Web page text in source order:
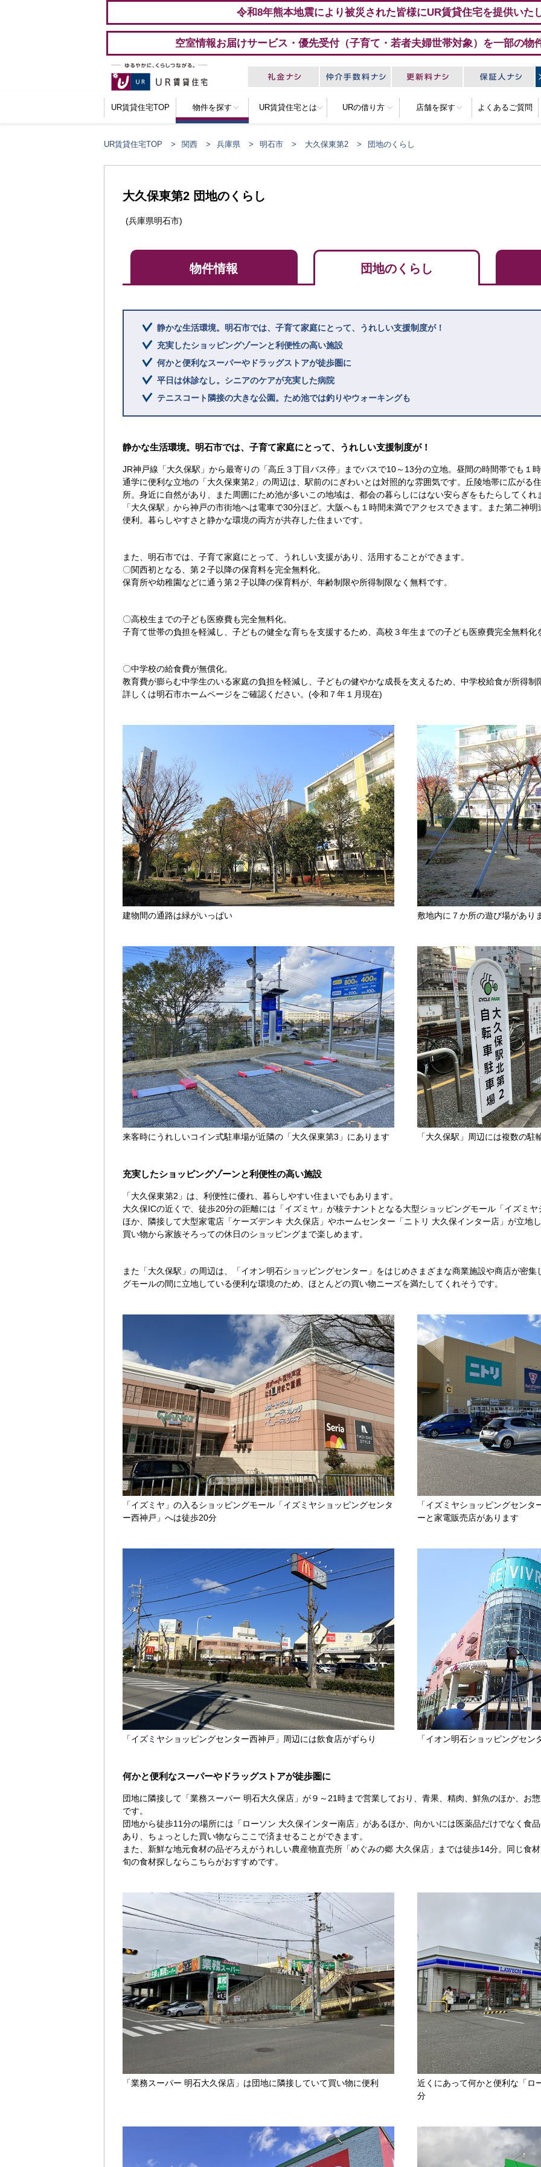
令和8年熊本地震により被災された皆様にUR賃貸住宅を提供いた
空室情報お届けサービス・優先受付（子育て・若者夫婦世帯対象）を一部の物
UR賃貸住宅TOP 物件を探す UR賃貸住宅とは URの借り方 店舗を探す よくあるご質問
UR賃貸住宅TOP 関西 兵庫県 明石市 大久保東第2 団地のくらし
大久保東第2 団地のくらし
(兵庫県明石市)
物件情報 団地のくらし
静かな生活環境。明石市では、子育て家庭にとって、うれしい支援制度が！
充実したショッピングゾーンと利便性の高い施設
何かと便利なスーパーやドラッグストアが徒歩圏に
平日は休診なし。シニアのケアが充実した病院
テニスコート隣接の大きな公園。ため池では釣りやウォーキングも
静かな生活環境。明石市では、子育て家庭にとって、うれしい支援制度が！
JR神戸線「大久保駅」から最寄りの「高丘３丁目バス停」までバスで10～13分の立地。昼間の時間帯でも１
通学に便利な立地の「大久保東第2」の周辺は、駅前のにぎわいとは対照的な雰囲気です。丘陵地帯に広がる
所。身近に自然があり、また周囲にため池が多いこの地域は、都会の暮らしにはない安らぎをもたらしてくれ
「大久保駅」から神戸の市街地へは電車で30分ほど。大阪へも１時間未満でアクセスできます。また第二神
便利。暮らしやすさと静かな環境の両方が共存した住まいです。
また、明石市では、子育て家庭にとって、うれしい支援があり、活用することができます。
〇関西初となる、第２子以降の保育料を完全無料化。
保育所や幼稚園などに通う第２子以降の保育料が、年齢制限や所得制限なく無料です。
〇高校生までの子ども医療費も完全無料化。
子育て世帯の負担を軽減し、子どもの健全な育ちを支援するため、高校３年生までの子ども医療費完全無料化
〇中学校の給食費が無償化。
教育費が膨らむ中学生のいる家庭の負担を軽減し、子どもの健やかな成長を支えるため、中学校給食が所得制
詳しくは明石市ホームページをご確認ください。(令和７年１月現在)
建物間の通路は緑がいっぱい 敷地内に７か所の遊び場があり
来客時にうれしいコイン式駐車場が近隣の「大久保東第3」にあります 「大久保駅」周辺には複数の駐
充実したショッピングゾーンと利便性の高い施設
「大久保東第2」は、利便性に優れ、暮らしやすい住まいでもあります。
大久保ICの近くで、徒歩20分の距離には「イズミヤ」が核テナントとなる大型ショッピングモール「イズミ
ほか、隣接して大型家電店「ケーズデンキ 大久保店」やホームセンター「ニトリ 大久保インター店」が立地
買い物から家族そろっての休日のショッピングまで楽しめます。
また「大久保駅」の周辺は、「イオン明石ショッピングセンター」をはじめさまざまな商業施設や商店が密
グモールの間に立地している便利な環境のため、ほとんどの買い物ニーズを満たしてくれそうです。
「イズミヤ」の入るショッピングモール「イズミヤショッピングセンタ
ー西神戸」へは徒歩20分
「イズミヤショッピングセン
ーと家電販売店があります
「イズミヤショッピングセンター西神戸」周辺には飲食店がずらり 「イオン明石ショッピングセ
何かと便利なスーパーやドラッグストアが徒歩圏に
団地に隣接して「業務スーパー 明石大久保店」が９～21時まで営業しており、青果、精肉、鮮魚のほか、お
です。
団地から徒歩11分の場所には「ローソン 大久保インター南店」があるほか、向かいには医薬品だけでなく食
あり、ちょっとした買い物ならここで済ませることができます。
また、新鮮な地元食材の品ぞろえがうれしい農産物直売所「めぐみの郷 大久保店」までは徒歩14分。同じ食
旬の食材探しならこちらがおすすめです。
「業務スーパー 明石大久保店」は団地に隣接していて買い物に便利
近くにあって何かと便利な「ロ
分